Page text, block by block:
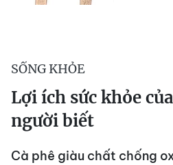
SỐNG KHỎE
Lợi ích sức khỏe
người biết
Cà phê giàu chất chống